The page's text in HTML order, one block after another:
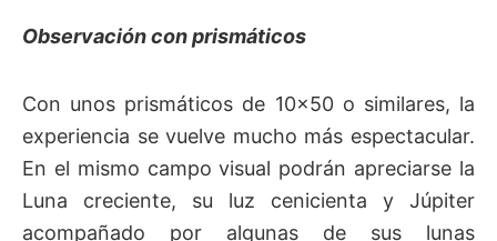
Observación con prismáticos
Con unos prismáticos de 10×50 o similares, la
experiencia se vuelve mucho más espectacular.
En el mismo campo visual podrán apreciarse la
Luna creciente, su luz cenicienta y Júpiter
acompañado por algunas de sus lunas